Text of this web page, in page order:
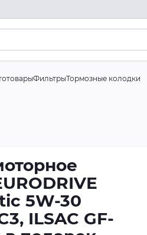
ФильтрыТормозные колодки
5W-30
ILSAC GF-